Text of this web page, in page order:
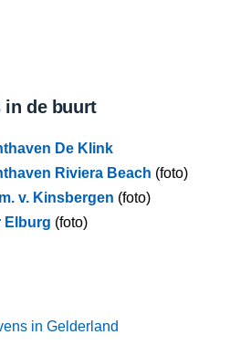
in de buurt
De Klink
Riviera Beach (foto)
v. Kinsbergen (foto)
Elburg (foto)
in Gelderland